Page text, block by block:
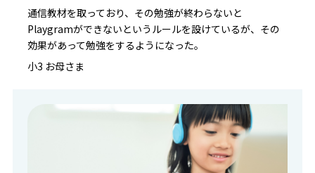
通信教材を取っており、その勉強が終わらないと
Playgramができないというルールを設けているが、その
効果があって勉強をするようになった。
小3 お母さま